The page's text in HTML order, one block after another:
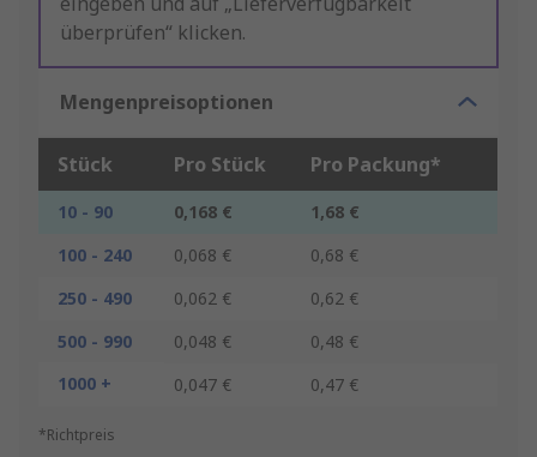
überprüfen“ klicken.
Mengenpreisoptionen
Stück Pro Stück Pro Packung*
10 - 90 0,168 €
1,68 €
100 - 240
0,068 €
0,68 €
250 - 490
0,062 €
0,62 €
500 - 990
0,048 €
0,48 €
1000 +
0,047 € 0,47 €
*Richtpreis